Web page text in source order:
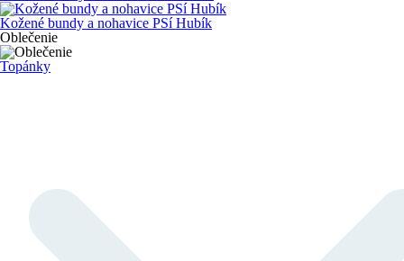
Kožené bundy a nohavice PSí Hubík
Oblečenie
Topánky